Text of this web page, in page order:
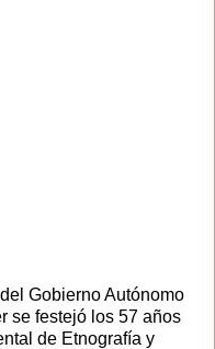
Gobierno Autónomo
se festejó los 57 años
de Etnografía y